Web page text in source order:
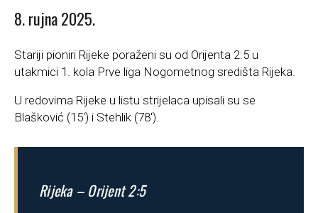
8. rujna 2025.
Stariji pioniri Rijeke poraženi su od Orijenta 2:5 u
utakmici 1. kola Prve liga Nogometnog središta Rijeka.
U redovima Rijeke u listu strijelaca upisali su se
Blašković (15′) i Stehlik (78′).
Rijeka – Orijent 2:5